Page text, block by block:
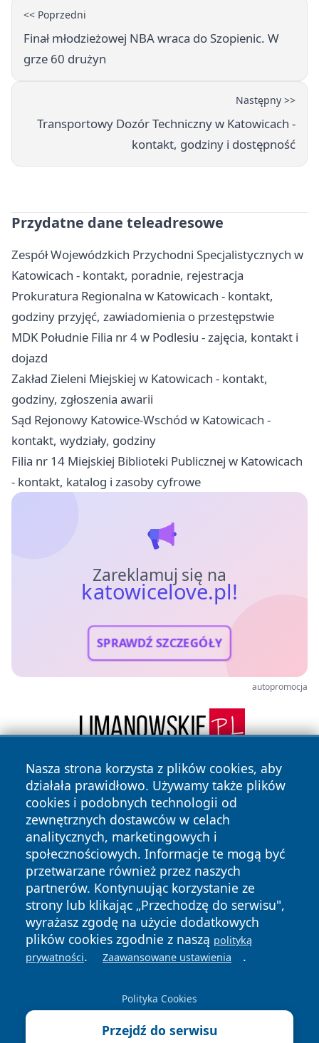
<< Poprzedni
Finał młodzieżowej NBA wraca do Szopienic. W
grze 60 drużyn
Następny >>
Transportowy Dozór Techniczny w Katowicach -
kontakt, godziny i dostępność
Przydatne dane teleadresowe
Zespół Wojewódzkich Przychodni Specjalistycznych w
Katowicach - kontakt, poradnie, rejestracja
Prokuratura Regionalna w Katowicach - kontakt,
godziny przyjęć, zawiadomienia o przestępstwie
MDK Południe Filia nr 4 w Podlesiu - zajęcia, kontakt i
dojazd
Zakład Zieleni Miejskiej w Katowicach - kontakt,
godziny, zgłoszenia awarii
Sąd Rejonowy Katowice-Wschód w Katowicach -
kontakt, wydziały, godziny
Filia nr 14 Miejskiej Biblioteki Publicznej w Katowicach
- kontakt, katalog i zasoby cyfrowe
Zareklamuj się na
katowicelove.pl!
SPRAWDŹ SZCZEGÓŁY
autopromocja
Nasza strona korzysta z plików cookies, aby
działała prawidłowo. Używamy także plików
cookies i podobnych technologii od
zewnętrznych dostawców w celach
analitycznych, marketingowych i
społecznościowych. Informacje te mogą być
przetwarzane również przez naszych
partnerów. Kontynuując korzystanie ze
strony lub klikając „Przechodzę do serwisu",
wyrażasz zgodę na użycie dodatkowych
plików cookies zgodnie z naszą polityką
prywatności. Zaawansowane ustawienia .
Polityka Cookies
Przejdź do serwisu
Copyright © 2026 katowicelove.pl Wszystkie prawa
zastrzeżone.
News Autorzy
Polityka
Prywatności
Polityka
Cookies